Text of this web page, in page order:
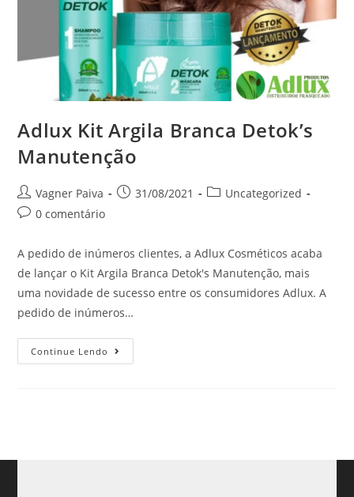
Adlux Kit Argila Branca Detok’s
Manutenção
Vagner Paiva 31/08/2021
Uncategorized
0 comentário
A pedido de inúmeros clientes, a Adlux Cosméticos acaba
de lançar o Kit Argila Branca Detok's Manutenção, mais
uma novidade de sucesso entre os consumidores Adlux. A
pedido de inúmeros…
Continue Lendo